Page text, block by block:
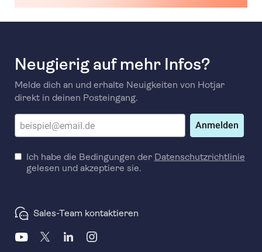
Neugierig auf mehr Infos?
Melde dich an und erhalte Neuigkeiten von Hotjar
direkt in deinen Posteingang.
Anmelden
Ich habe die Bedingungen der Datenschutzrichtlinie
gelesen und akzeptiere sie.
Sales-Team kontaktieren